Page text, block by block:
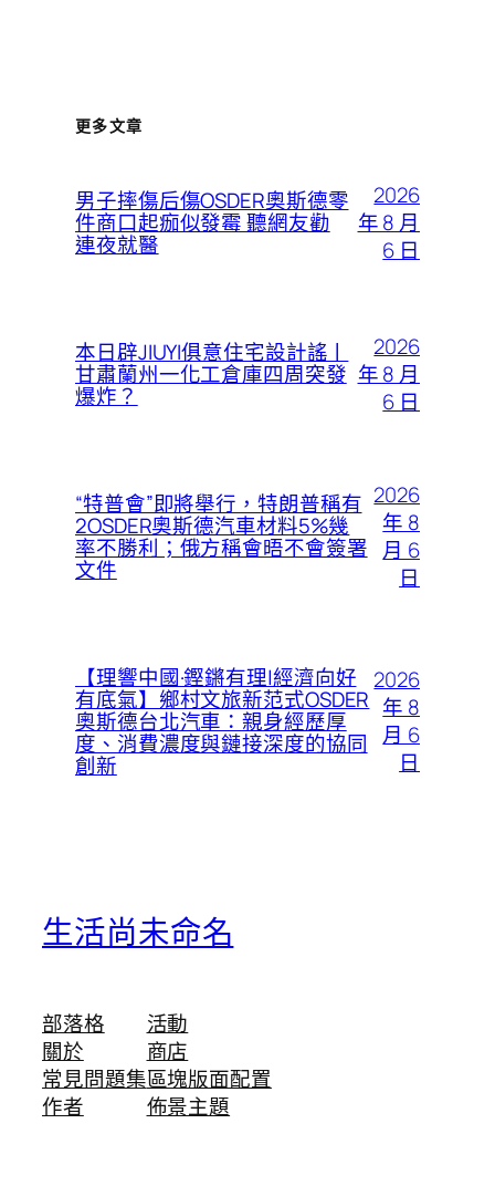
更多文章
男子摔傷后傷OSDER奧斯德零
件商口起痂似發霉 聽網友勸
連夜就醫
2026
年 8 月
6 日
本日辟JIUYI俱意住宅設計謠丨
甘肅蘭州一化工倉庫四周突發
爆炸？
2026
年 8 月
6 日
“特普會”即將舉行，特朗普稱有
2OSDER奧斯德汽車材料5%幾
率不勝利；俄方稱會晤不會簽署
文件
2026
年 8
月 6
日
【理響中國·鏗鏘有理|經濟向好
有底氣】鄉村文旅新范式OSDER
奧斯德台北汽車：親身經歷厚
度、消費濃度與鏈接深度的協同
創新
2026
年 8
月 6
日
生活尚未命名
部落格
關於
常見問題集
作者
活動
商店
區塊版面配置
佈景主題